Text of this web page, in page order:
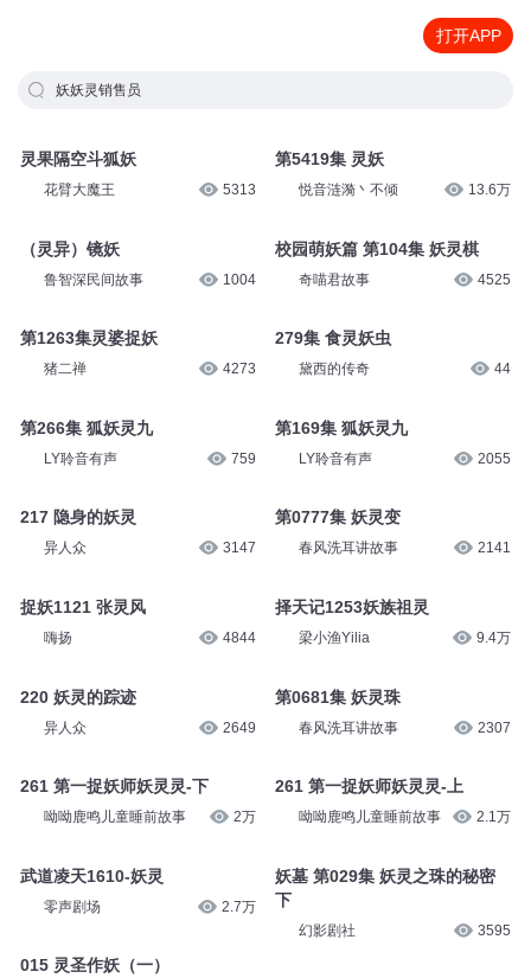
打开APP
妖妖灵销售员
灵果隔空斗狐妖
花臂大魔王 5313
（灵异）镜妖
鲁智深民间故事 1004
第1263集灵婆捉妖
猪二禅 4273
第266集 狐妖灵九
LY聆音有声 759
217 隐身的妖灵
异人众 3147
捉妖1121 张灵风
嗨扬 4844
220 妖灵的踪迹
异人众 2649
261 第一捉妖师妖灵灵-下
呦呦鹿鸣儿童睡前故事 2万
武道凌天1610-妖灵
零声剧场 2.7万
015 灵圣作妖（一）
第5419集 灵妖
悦音涟漪丶不倾 13.6万
校园萌妖篇 第104集 妖灵棋
奇喵君故事 4525
279集 食灵妖虫
黛西的传奇 44
第169集 狐妖灵九
LY聆音有声 2055
第0777集 妖灵变
春风洗耳讲故事 2141
择天记1253妖族祖灵
梁小渔Yilia 9.4万
第0681集 妖灵珠
春风洗耳讲故事 2307
261 第一捉妖师妖灵灵-上
呦呦鹿鸣儿童睡前故事 2.1万
妖墓 第029集 妖灵之珠的秘密
下
幻影剧社 3595